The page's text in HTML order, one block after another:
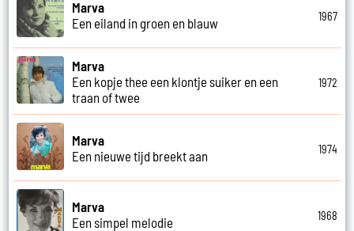
Marva
Een eiland in groen en blauw
1967
Marva
Een kopje thee een klontje suiker en een
traan of twee
1972
Marva
Een nieuwe tijd breekt aan
1974
Marva
Een simpel melodie
1968